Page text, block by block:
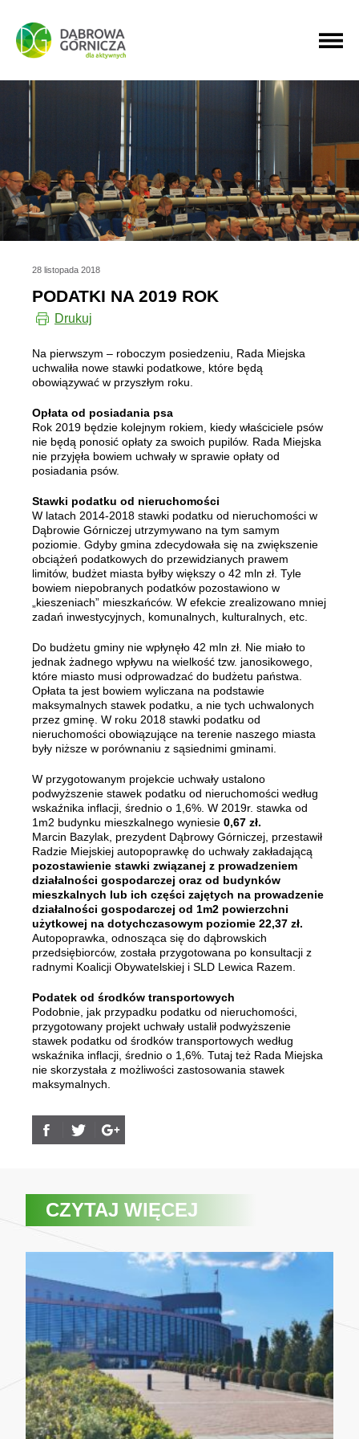
PRZEJDŹ DO MENU GŁÓWNEGO
PRZEJDŹ DO WYSZUKIWARKI
PRZEJDŹ DO TREŚCI
28 listopada 2018
PODATKI NA 2019 ROK
Drukuj
Na pierwszym – roboczym posiedzeniu, Rada Miejska
uchwaliła nowe stawki podatkowe, które będą
obowiązywać w przyszłym roku.
Opłata od posiadania psa
Rok 2019 będzie kolejnym rokiem, kiedy właściciele psów
nie będą ponosić opłaty za swoich pupilów. Rada Miejska
nie przyjęła bowiem uchwały w sprawie opłaty od
posiadania psów.
Stawki podatku od nieruchomości
W latach 2014-2018 stawki podatku od nieruchomości w
Dąbrowie Górniczej utrzymywano na tym samym
poziomie. Gdyby gmina zdecydowała się na zwiększenie
obciążeń podatkowych do przewidzianych prawem
limitów, budżet miasta byłby większy o 42 mln zł. Tyle
bowiem niepobranych podatków pozostawiono w
„kieszeniach” mieszkańców. W efekcie zrealizowano mniej
zadań inwestycyjnych, komunalnych, kulturalnych, etc.
Do budżetu gminy nie wpłynęło 42 mln zł. Nie miało to
jednak żadnego wpływu na wielkość tzw. janosikowego,
które miasto musi odprowadzać do budżetu państwa.
Opłata ta jest bowiem wyliczana na podstawie
maksymalnych stawek podatku, a nie tych uchwalonych
przez gminę. W roku 2018 stawki podatku od
nieruchomości obowiązujące na terenie naszego miasta
były niższe w porównaniu z sąsiednimi gminami.
W przygotowanym projekcie uchwały ustalono
podwyższenie stawek podatku od nieruchomości według
wskaźnika inflacji, średnio o 1,6%. W 2019r. stawka od
1m2 budynku mieszkalnego wyniesie 0,67 zł.
Marcin Bazylak, prezydent Dąbrowy Górniczej, przestawił
Radzie Miejskiej autopoprawkę do uchwały zakładającą
pozostawienie stawki związanej z prowadzeniem
działalności gospodarczej oraz od budynków
mieszkalnych lub ich części zajętych na prowadzenie
działalności gospodarczej od 1m2 powierzchni
użytkowej na dotychczasowym poziomie 22,37 zł.
Autopoprawka, odnosząca się do dąbrowskich
przedsiębiorców, została przygotowana po konsultacji z
radnymi Koalicji Obywatelskiej i SLD Lewica Razem.
Podatek od środków transportowych
Podobnie, jak przypadku podatku od nieruchomości,
przygotowany projekt uchwały ustalił podwyższenie
stawek podatku od środków transportowych według
wskaźnika inflacji, średnio o 1,6%. Tutaj też Rada Miejska
nie skorzystała z możliwości zastosowania stawek
maksymalnych.
CZYTAJ WIĘCEJ